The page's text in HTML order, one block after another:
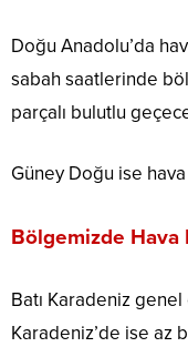
Doğu Anadolu’da
sabah saatlerinde
parçalı bulutlu
Güney Doğu ise
Bölgemizde Hava
Batı Karadeniz
Karadeniz’de ise az